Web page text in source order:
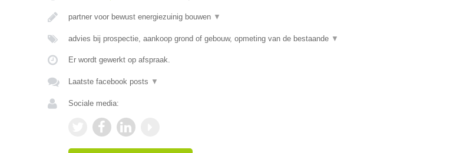
partner voor bewust energiezuinig bouwen ▼
advies bij prospectie, aankoop grond of gebouw, opmeting van de bestaande ▼
Er wordt gewerkt op afspraak.
Laatste facebook posts ▼
Sociale media: